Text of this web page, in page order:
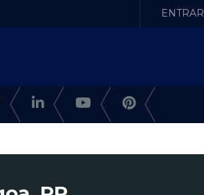
ENTRAR